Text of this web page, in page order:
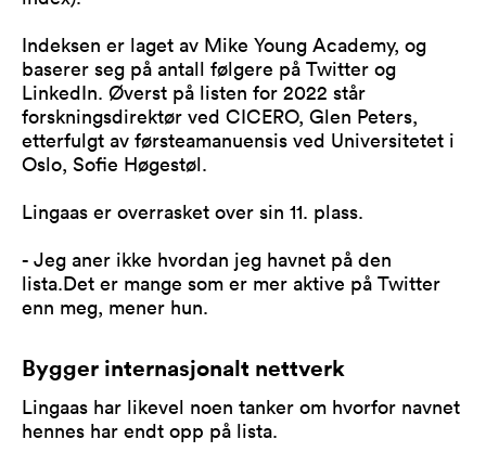
Indeksen er laget av Mike Young Academy, og
baserer seg på antall følgere på Twitter og
LinkedIn. Øverst på listen for 2022 står
forskningsdirektør ved CICERO, Glen Peters,
etterfulgt av førsteamanuensis ved Universitetet i
Oslo, Sofie Høgestøl.
Lingaas er overrasket over sin 11. plass.
- Jeg aner ikke hvordan jeg havnet på den
lista.Det er mange som er mer aktive på Twitter
enn meg, mener hun.
Bygger internasjonalt nettverk
Lingaas har likevel noen tanker om hvorfor navnet
hennes har endt opp på lista.